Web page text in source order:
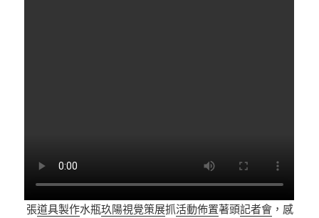
張道具製作水瓶玖陽視覺策展抓活動佈置著頭記者會，感